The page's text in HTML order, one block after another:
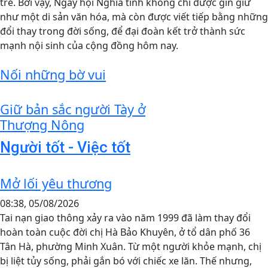
trẻ. Bởi vậy, Ngày hội Nghĩa tình không chỉ được gìn giữ
như một di sản văn hóa, mà còn được viết tiếp bằng những
đổi thay trong đời sống, để đại đoàn kết trở thành sức
mạnh nội sinh của cộng đồng hôm nay.
Nối những bờ vui
Giữ bản sắc người Tày ở
Thượng Nông
Người tốt - Việc tốt
Mở lối yêu thương
08:38, 05/08/2026
Tai nạn giao thông xảy ra vào năm 1999 đã làm thay đổi
hoàn toàn cuộc đời chị Hà Bảo Khuyên, ở tổ dân phố 36
Tân Hà, phường Minh Xuân. Từ một người khỏe mạnh, chị
bị liệt tủy sống, phải gắn bó với chiếc xe lăn. Thế nhưng,